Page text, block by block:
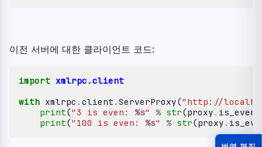
이전 서버에 대한 클라이언트 코드:
import xmlrpc.client
with xmlrpc . client . ServerProxy("http://
print("3 is even: %s" % str(proxy . is_even
print("100 is even: %s" % str(proxy .